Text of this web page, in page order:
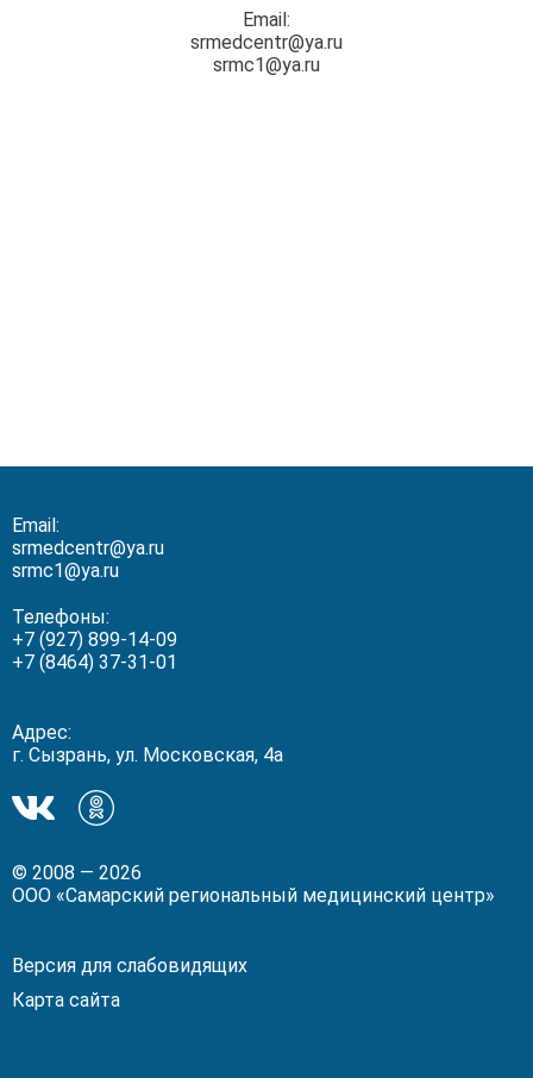
Email:
srmedcentr@ya.ru
srmc1@ya.ru
Email:
srmedcentr@ya.ru
srmc1@ya.ru
Телефоны:
+7 (927) 899-14-09
+7 (8464) 37-31-01
Адрес:
г. Сызрань, ул. Московская, 4а
Мы
ВКонтакте!
Мы
Одноклассники!
© 2008 — 2026
ООО «Самарский региональный медицинский центр»
Версия для слабовидящих
Карта сайта